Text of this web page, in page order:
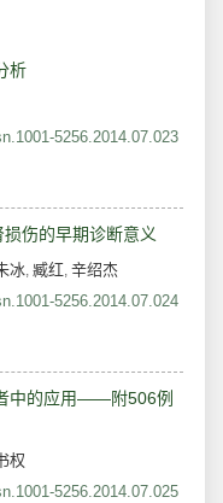
析
5256.2014.07.023
伤的早期诊断意义
冰, 臧红, 辛绍杰
5256.2014.07.024
中的应用——附506例
权
5256.2014.07.025